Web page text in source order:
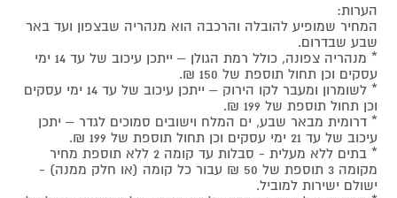
הערות:
המחיר שמופיע להובלה והרכבה הוא מנהריה שבצפון ועד באר
שבע שבדרום.
* מנהריה צפונה, כולל רמת הגולן – ייתכן עיכוב של עד 14 ימי
עסקים וכן תחול תוספת של 150 ₪.
* לשומרון ומעבר לקו הירוק – ייתכן עיכוב של עד 14 ימי עסקים
וכן תחול תוספת של 199 ₪.
* דרומית מבאר שבע, ים המלח וישובים סמוכים לגדר – יתכן
עיכוב של עד 21 ימי עסקים וכן תחול תוספת של 199 ₪.
* בתים ללא מעלית - סבלות עד קומה 2 ללא תוספת מחיר
מקומה 3 תוספת של 50 ₪ עבור כל קומה (או חלק ממנה) -
ישולם ישירות למוביל.